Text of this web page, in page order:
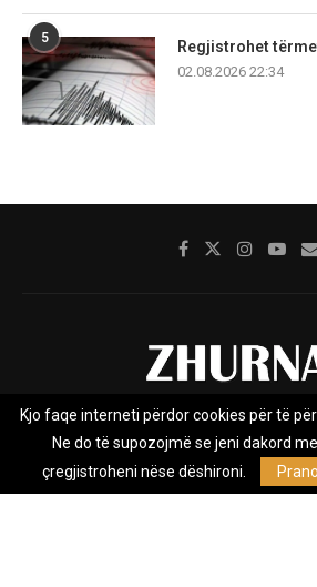
5
Regjistrohet
02.08.2026 22:34
Rreth nesh Impresumi
Privacy Policy
Zhurnal.mk është Agjenci e Lajmeve e
Kjo faqe interneti përdor cookies për të
Ne do të supozojmë se jeni dakord
çregjistroheni nëse dëshironi.